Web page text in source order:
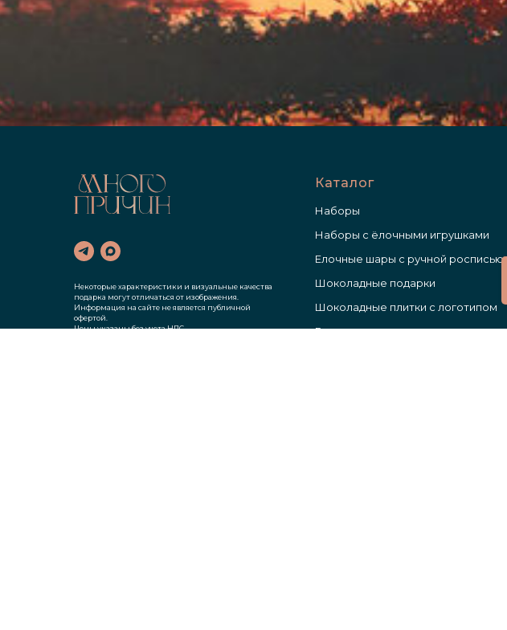
Некоторые характеристики и визуальные качества
подарка могут отличаться от изображения.
Информация на сайте не является публичной
офертой.
Цены указаны без учета НДС.
Каталог
Наборы
Наборы с ёлочными игрушками
Елочные шары с ручной росписью
Шоколадные подарки
Шоколадные плитки с логотипом
Гирлянды с логотипом